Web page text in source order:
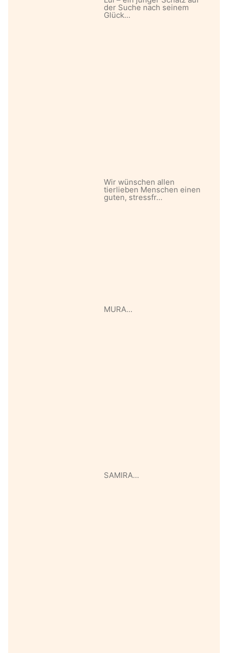
der Suche nach seinem
Glück…
Wir wünschen allen
tierlieben Menschen einen
guten, stressfr…
MURA…
SAMIRA…